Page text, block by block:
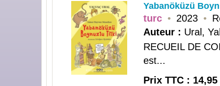
Yabanöküzü
turc • 2023 •
Auteur : Ural,
RECUEIL DE
est...
Prix TTC : 14,95